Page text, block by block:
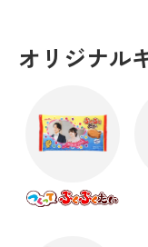
オリジナル